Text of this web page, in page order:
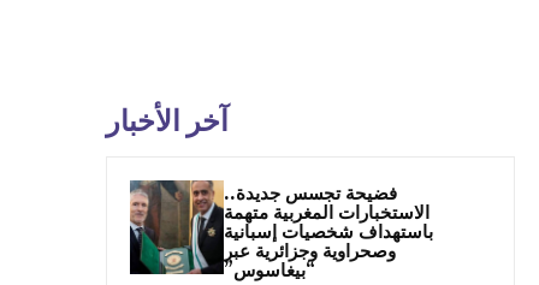
آخر الأخبار
فضيحة تجسس جديدة..
الاستخبارات المغربية متهمة
باستهداف شخصيات إسبانية
وصحراوية وجزائرية عبر
“بيغاسوس”